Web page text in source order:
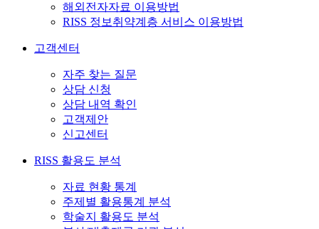
해외전자자료 이용방법
RISS 정보취약계층 서비스 이용방법
고객센터
자주 찾는 질문
상담 신청
상담 내역 확인
고객제안
신고센터
RISS 활용도 분석
자료 현황 통계
주제별 활용통계 분석
학술지 활용도 분석